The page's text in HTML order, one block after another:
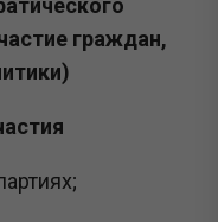
граждан,